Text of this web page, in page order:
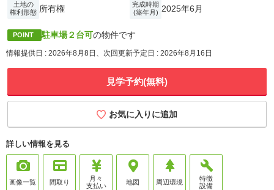
土地の
権利形態 所有権
完成時期
(築年月) 2025年6月
POINT 駐車場２台可の物件です
情報提供日 : 2026年8月8日、次回更新予定日 : 2026年8月16日
見学予約(無料)
お気に入りに追加
詳しい情報を見る
画像一覧 間取り
月々
支払い
地図 周辺環境
特徴
設備